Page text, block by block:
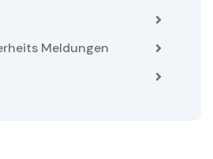
Meldungen